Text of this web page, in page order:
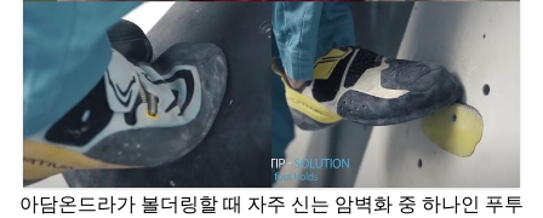
아담온드라가 볼더링할 때 자주 신는 암벽화 중 하나인 푸투